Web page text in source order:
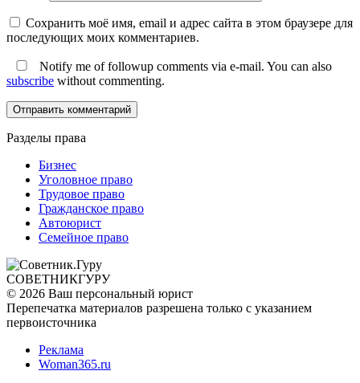
Сохранить моё имя, email и адрес сайта в этом браузере для
последующих моих комментариев.
Notify me of followup comments via e-mail. You can also
subscribe without commenting.
Разделы права
Бизнес
Уголовное право
Трудовое право
Гражданское право
Автоюрист
Семейное право
СОВЕТНИКГУРУ
© 2026 Ваш персональный юрист
Перепечатка материалов разрешена только с указанием
первоисточника
Реклама
Woman365.ru